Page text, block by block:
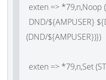
exten => *79,n,Noop
DND/${AMPUSER}
(DND/${AMPUSER})})
exten => *79,n,Set